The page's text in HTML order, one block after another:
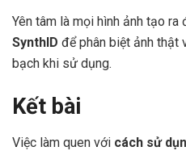
Yên tâm là mọi hình ảnh tạo
SynthID để phân biệt ảnh thật
bạch khi sử dụng.
Kết bài
Việc làm quen với cách sử